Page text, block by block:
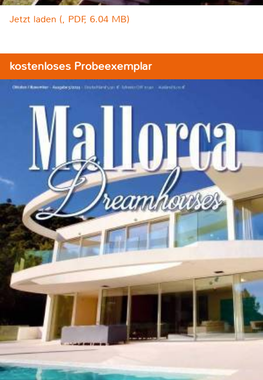
Jetzt laden (, PDF, 6.04 MB)
kostenloses Probeexemplar